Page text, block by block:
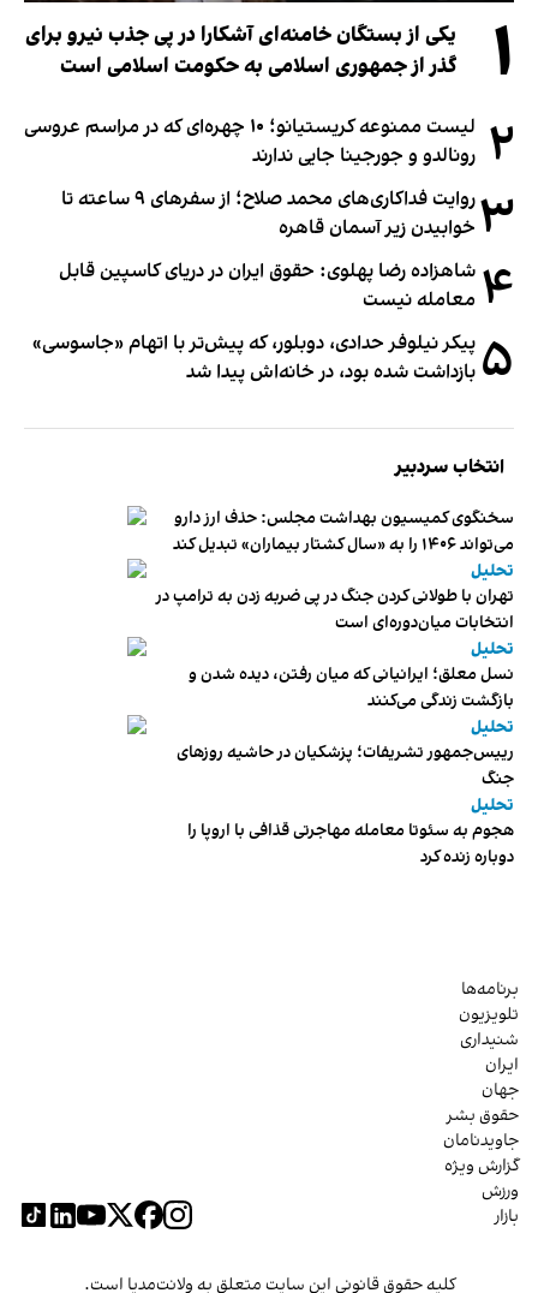
۱
یکی از بستگان خامنه‌ای آشکارا در پی جذب نیرو برای
گذر از جمهوری اسلامی به حکومت اسلامی است
۲
لیست ممنوعه کریستیانو؛ ۱۰ چهره‌ای که در مراسم عروسی
رونالدو و جورجینا جایی ندارند
۳
روایت فداکاری‌های محمد صلاح؛ از سفرهای ۹ ساعته تا
خوابیدن زیر آسمان قاهره
۴ شاهزاده رضا پهلوی: حقوق ایران در دریای کاسپین قابل
معامله نیست
۵ پیکر نیلوفر حدادی، دوبلور، که پیش‌تر با اتهام «جاسوسی»
بازداشت شده بود، در خانه‌اش پیدا شد
انتخاب سردبیر
سخنگوی کمیسیون بهداشت مجلس: حذف ارز دارو
می‌تواند ۱۴۰۶ را به «سال کشتار بیماران» تبدیل کند
تحلیل
تهران با طولانی کردن جنگ در پی ضربه زدن به ترامپ در
انتخابات میان‌دوره‌ای است
تحلیل
نسل معلق؛ ایرانیانی که میان رفتن، دیده شدن و
بازگشت زندگی می‌کنند
تحلیل
رییس‌جمهور تشریفات؛ پزشکیان در حاشیه روزهای
جنگ
تحلیل
هجوم به سئوتا معامله مهاجرتی قذافی با اروپا را
دوباره زنده کرد
برنامه‌ها
تلویزیون
شنیداری
ایران
جهان
حقوق بشر
جاویدنامان
گزارش ویژه
ورزش
بازار
کلیه حقوق قانونی این سایت متعلق به ولانت‌مدیا است.